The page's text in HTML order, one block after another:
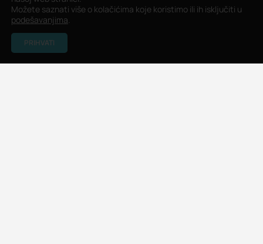
Možete saznati više o kolačićima koje koristimo ili ih isključiti u
podešavanjima.
PRIHVATI